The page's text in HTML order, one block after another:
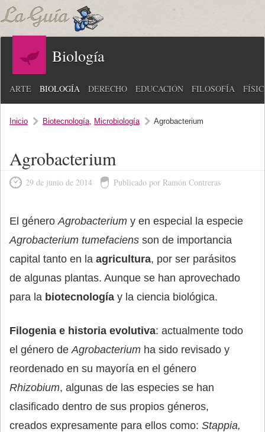
Biología
ARTE BIOLOGÍA DERECHO EDUCACIÓN FILOSOFÍA
Inicio Biotecnología, Microbiología Agrobacterium
Agrobacterium
29 de junio de 2014 Publicado por Ramón Contreras
El géneroAgrobacterium y en especial la especie
Agrobacterium tumefaciens son de importancia
capital tanto en la agricultura, por ser parásitos
de algunas plantas. Aunque se han aprovechado
para la biotecnología y la ciencia biológica.
Filogenia e historia evolutiva: actualmente todo
el género deAgrobacterium ha sido revisado y
reordenado en su mayoría en el género
Rhizobium, algunas de las especies se han
clasificado dentro de sus propios géneros,
creados expresamente para ellos como: Stappia,